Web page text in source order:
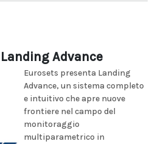
Advance
Eurosets presenta Landing
Advance, un sistema completo
e intuitivo che apre nuove
frontiere nel campo del
monitoraggio
multiparametrico in